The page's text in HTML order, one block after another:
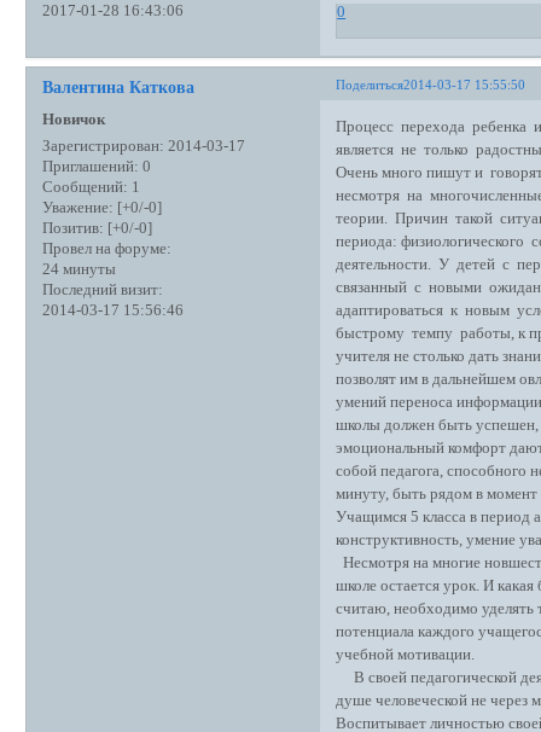
2017-01-28 16:43:06
0
Поделиться2014-03-17 15:55:50
Валентина Каткова
Новичок
Зарегистрирован: 2014-03-17
Приглашений: 0
Сообщений: 1
Уважение: [+0/-0]
Позитив: [+0/-0]
Провел на форуме:
24 минуты
Последний визит:
2014-03-17 15:56:46
Процесс перехода
является не только
Очень много пишут и
несмотря на
теории. Причин такой
периода: физиологического
деятельности. У детей с
связанный с новыми
адаптироваться к новым
быстрому темпу работы, к
учителя не столько дать
позволят им в дальнейшем
умений переноса
школы должен быть успешен,
эмоциональный комфорт
собой педагога, способного
минуту, быть рядом в момент
Учащимся 5 класса в период
конструктивность, умение
Несмотря на многие
школе остается урок. И
считаю, необходимо уделять
потенциала каждого
учебной мотивации.
В своей педагогической
душе человеческой не через
Воспитывает личностью